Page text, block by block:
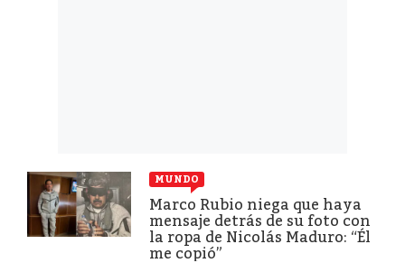
MUNDO
Marco Rubio niega que haya
mensaje detrás de su foto con
la ropa de Nicolás Maduro: “Él
me copió”